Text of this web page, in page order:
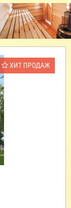
ХИТ ПРОДАЖ